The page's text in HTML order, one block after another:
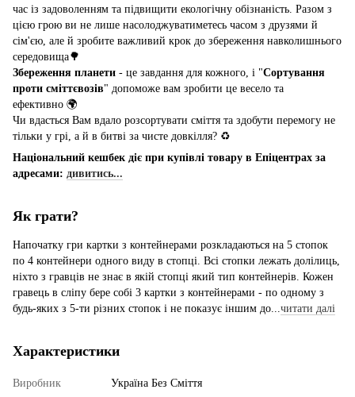
час із задоволенням та підвищити екологічну обізнаність. Разом з
цією грою ви не лише насолоджуватиметесь часом з друзями й
сім'єю, але й зробите важливий крок до збереження навколишнього
середовища🌳
Збереження планети - це завдання для кожного, і "Сортування
проти сміттєвозів" допоможе вам зробити це весело та
ефективно 🌍
Чи вдасться Вам вдало розсортувати сміття та здобути перемогу не
тільки у грі, а й в битві за чисте довкілля? ♻
Національний кешбек діє при купівлі товару в Епіцентрах за
адресами: дивитись...
Як грати?
Напочатку гри картки з контейнерами розкладаються на 5 стопок
по 4 контейнери одного виду в стопці. Всі стопки лежать долілиць,
ніхто з гравців не знає в якій стопці який тип контейнерів. Кожен
гравець в сліпу бере собі 3 картки з контейнерами - по одному з
будь-яких з 5-ти різних стопок і не показує іншим до... читати далі
Характеристики
Виробник
Україна Без Сміття